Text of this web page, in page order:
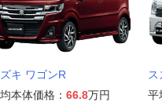
キ ワゴンR
本体価格： 66.8万円
平